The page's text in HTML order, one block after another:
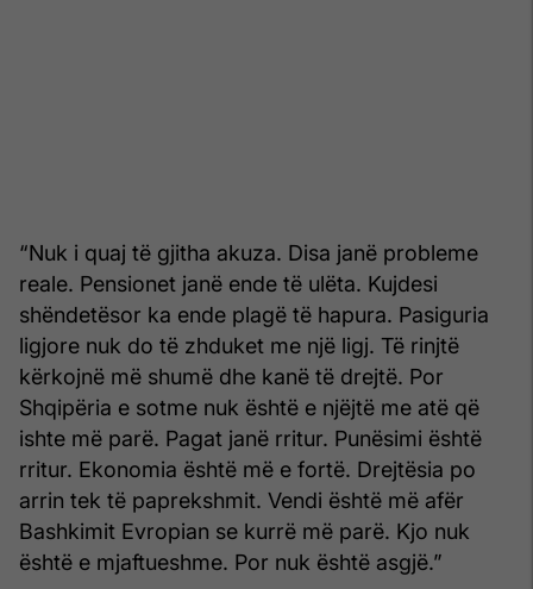
“Nuk i quaj të gjitha akuza. Disa janë probleme
reale. Pensionet janë ende të ulëta. Kujdesi
shëndetësor ka ende plagë të hapura. Pasiguria
ligjore nuk do të zhduket me një ligj. Të rinjtë
kërkojnë më shumë dhe kanë të drejtë. Por
Shqipëria e sotme nuk është e njëjtë me atë që
ishte më parë. Pagat janë rritur. Punësimi është
rritur. Ekonomia është më e fortë. Drejtësia po
arrin tek të paprekshmit. Vendi është më afër
Bashkimit Evropian se kurrë më parë. Kjo nuk
është e mjaftueshme. Por nuk është asgjë.”